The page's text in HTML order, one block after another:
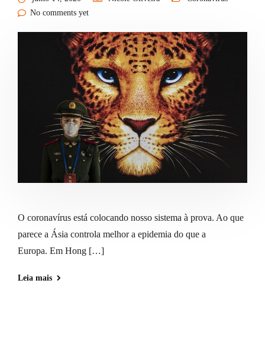
No comments yet
O coronavírus está colocando nosso sistema à prova. Ao que
parece a Ásia controla melhor a epidemia do que a
Europa. Em Hong […]
Leia mais